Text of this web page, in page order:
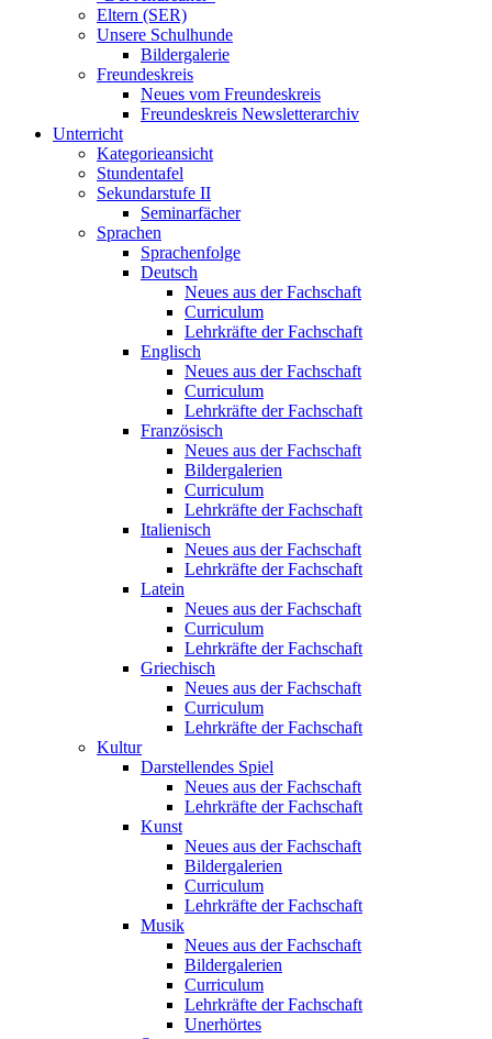
Eltern (SER)
Unsere Schulhunde
Bildergalerie
Freundeskreis
Neues vom Freundeskreis
Freundeskreis Newsletterarchiv
Unterricht
Kategorieansicht
Stundentafel
Sekundarstufe II
Seminarfächer
Sprachen
Sprachenfolge
Deutsch
Neues aus der Fachschaft
Curriculum
Lehrkräfte der Fachschaft
Englisch
Neues aus der Fachschaft
Curriculum
Lehrkräfte der Fachschaft
Französisch
Neues aus der Fachschaft
Bildergalerien
Curriculum
Lehrkräfte der Fachschaft
Italienisch
Neues aus der Fachschaft
Lehrkräfte der Fachschaft
Latein
Neues aus der Fachschaft
Curriculum
Lehrkräfte der Fachschaft
Griechisch
Neues aus der Fachschaft
Curriculum
Lehrkräfte der Fachschaft
Kultur
Darstellendes Spiel
Neues aus der Fachschaft
Lehrkräfte der Fachschaft
Kunst
Neues aus der Fachschaft
Bildergalerien
Curriculum
Lehrkräfte der Fachschaft
Musik
Neues aus der Fachschaft
Bildergalerien
Curriculum
Lehrkräfte der Fachschaft
Unerhörtes